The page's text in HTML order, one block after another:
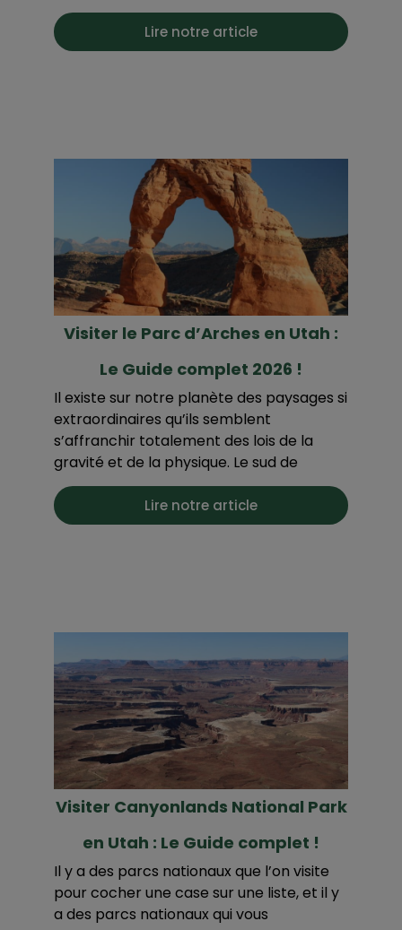
Lire notre article
Visiter le Parc d’Arches en Utah :
Le Guide complet 2026 !
Il existe sur notre planète des paysages si
extraordinaires qu’ils semblent
s’affranchir totalement des lois de la
gravité et de la physique. Le sud de
Lire notre article
Visiter Canyonlands National Park
en Utah : Le Guide complet !
Il y a des parcs nationaux que l’on visite
pour cocher une case sur une liste, et il y
a des parcs nationaux qui vous